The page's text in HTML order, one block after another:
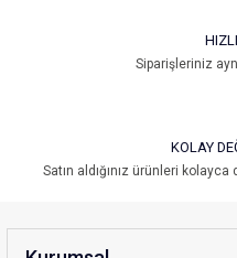
Siparişleriniz
KOLAY
Satın aldığınız ürünleri